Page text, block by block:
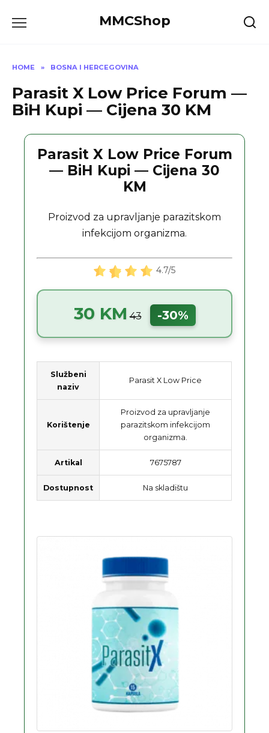
MMCShop
HOME » BOSNA I HERCEGOVINA
Parasit X Low Price Forum —
BiH Kupi — Cijena 30 KM
Parasit X Low Price Forum
— BiH Kupi — Cijena 30
KM
Proizvod za upravljanje parazitskom
infekcijom organizma.
4.7/5
30 KM 43 -30%
Službeni
naziv
Parasit X Low Price
Korištenje
Proizvod za upravljanje
parazitskom infekcijom
organizma.
Artikal 7675787
Dostupnost Na skladištu